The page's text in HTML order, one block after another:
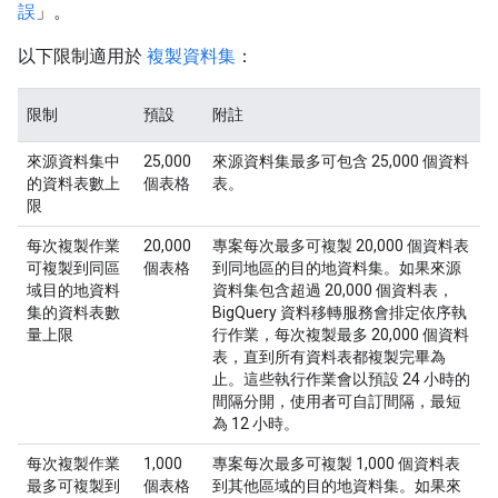
誤 」。
以下限制適用於 複製資料集 ：
限制 預設 附註
來源資料集中
的資料表數上
限
25,000
個表格
來源資料集最多可包含 25,000 個資料
表。
每次複製作業
可複製到同區
域目的地資料
集的資料表數
量上限
20,000
個表格
專案每次最多可複製 20,000 個資料表
到同地區的目的地資料集。如果來源
資料集包含超過 20,000 個資料表，
BigQuery 資料移轉服務會排定依序執
行作業，每次複製最多 20,000 個資料
表，直到所有資料表都複製完畢為
止。這些執行作業會以預設 24 小時的
間隔分開，使用者可自訂間隔，最短
為 12 小時。
每次複製作業
最多可複製到
1,000
個表格
專案每次最多可複製 1,000 個資料表
到其他區域的目的地資料集。如果來